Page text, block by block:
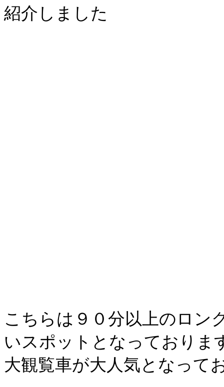
紹介しました
こちらは９０分以上のロン
いスポットとなっておりま
大観覧車が大人気となって